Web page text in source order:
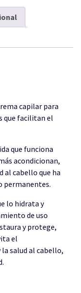
capilar para
que facilitan el
que funciona
acondicionan,
al cabello que ha
permanentes.
lo hidrata y
de uso
y protege,
el
salud al cabello,